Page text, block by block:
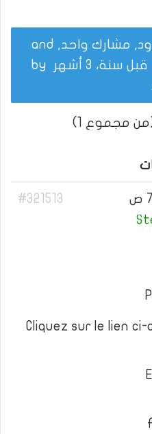
This topic has 0 ردود, مشارك واحد, and
قبل سنة، 3 أشهر
.
مجموع 1)
#321513
Cliquez sur le lien